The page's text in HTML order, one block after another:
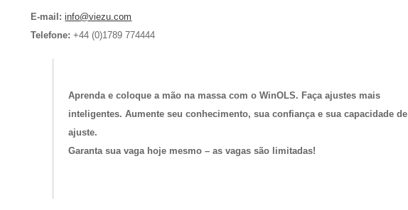
E-mail: info@viezu.com
Telefone: +44 (0)1789 774444
Aprenda e coloque a mão na massa com o WinOLS. Faça ajustes mais
inteligentes. Aumente seu conhecimento, sua confiança e sua capacidade de
ajuste.
Garanta sua vaga hoje mesmo – as vagas são limitadas!